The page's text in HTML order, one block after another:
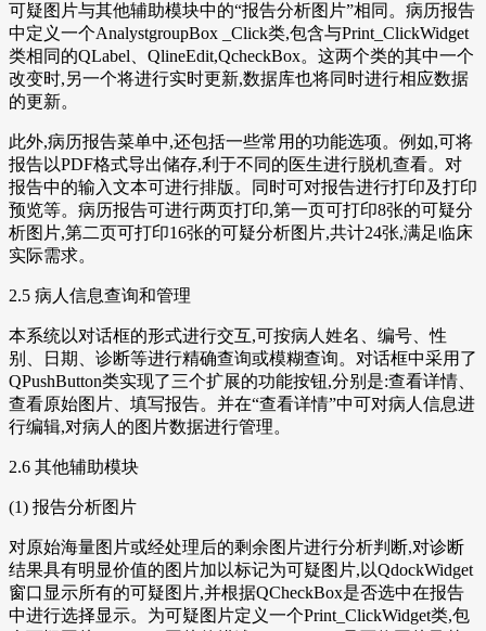
可疑图片与其他辅助模块中的“报告分析图片”相同。病历报告
中定义一个AnalystgroupBox _Click类,包含与Print_ClickWidget
类相同的QLabel、QlineEdit,QcheckBox。这两个类的其中一个
改变时,另一个将进行实时更新,数据库也将同时进行相应数据
的更新。
此外,病历报告菜单中,还包括一些常用的功能选项。例如,可将
报告以PDF格式导出储存,利于不同的医生进行脱机查看。对
报告中的输入文本可进行排版。同时可对报告进行打印及打印
预览等。病历报告可进行两页打印,第一页可打印8张的可疑分
析图片,第二页可打印16张的可疑分析图片,共计24张,满足临床
实际需求。
2.5 病人信息查询和管理
本系统以对话框的形式进行交互,可按病人姓名、编号、性
别、日期、诊断等进行精确查询或模糊查询。对话框中采用了
QPushButton类实现了三个扩展的功能按钮,分别是:查看详情、
查看原始图片、填写报告。并在“查看详情”中可对病人信息进
行编辑,对病人的图片数据进行管理。
2.6 其他辅助模块
(1) 报告分析图片
对原始海量图片或经处理后的剩余图片进行分析判断,对诊断
结果具有明显价值的图片加以标记为可疑图片,以QdockWidget
窗口显示所有的可疑图片,并根据QCheckBox是否选中在报告
中进行选择显示。为可疑图片定义一个Print_ClickWidget类,包